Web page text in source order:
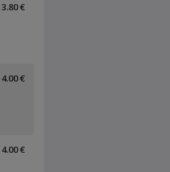
3.80 €
4.00 €
4.00 €